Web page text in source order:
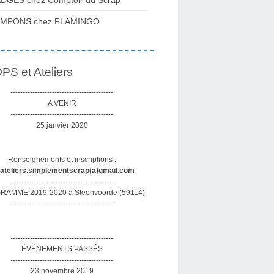
chez FLAMINGO
et Ateliers
------------------------------------------
A VENIR
------------------------------------------
25 janvier 2020
Renseignements et inscriptions :
------------------------------------------
2019-2020 à Steenvoorde (59114)
------------------------------------------
------------------------------------------
ÉVÉNEMENTS PASSÉS
------------------------------------------
23 novembre 2019